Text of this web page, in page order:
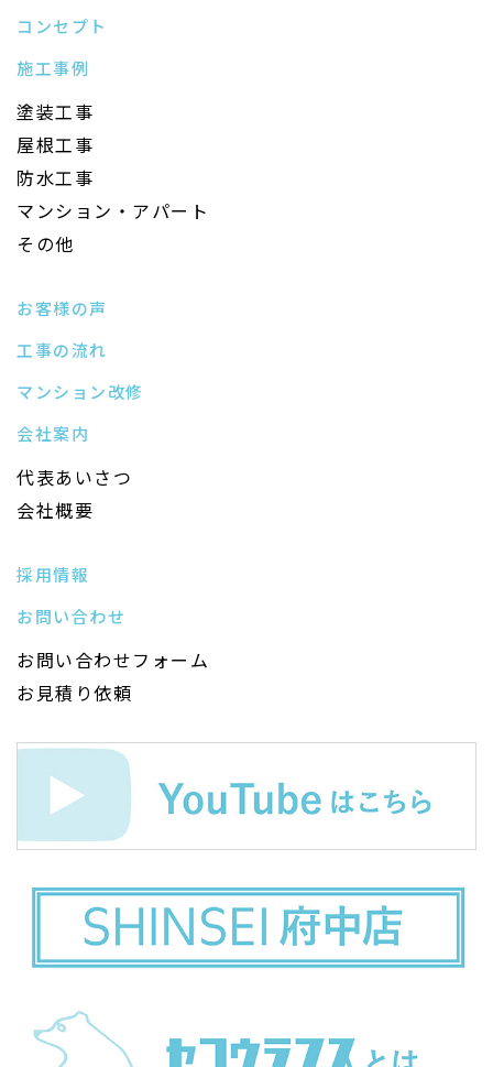
コンセプト
施工事例
塗装工事
屋根工事
防水工事
マンション・アパート
その他
お客様の声
工事の流れ
マンション改修
会社案内
代表あいさつ
会社概要
採用情報
お問い合わせ
お問い合わせフォーム
お見積り依頼